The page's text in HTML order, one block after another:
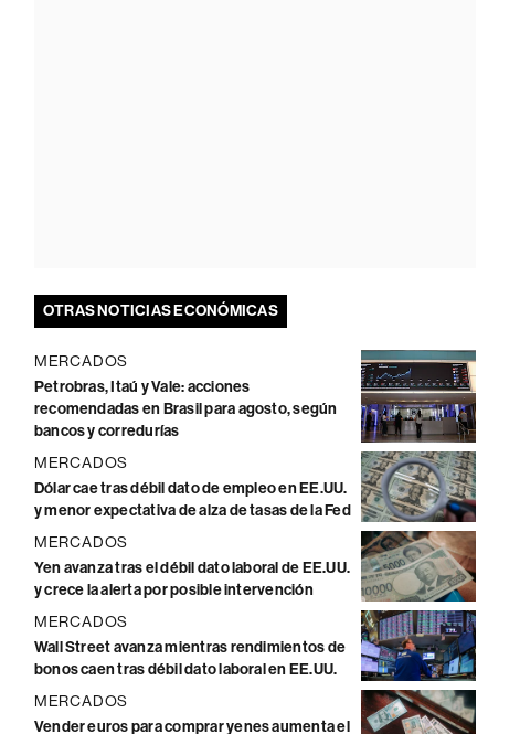
OTRAS NOTICIAS ECONÓMICAS
MERCADOS
Petrobras, Itaú y Vale: acciones
recomendadas en Brasil para agosto, según
bancos y corredurías
MERCADOS
Dólar cae tras débil dato de empleo en EE.UU.
y menor expectativa de alza de tasas de la Fed
MERCADOS
Yen avanza tras el débil dato laboral de EE.UU.
y crece la alerta por posible intervención
MERCADOS
Wall Street avanza mientras rendimientos de
bonos caen tras débil dato laboral en EE.UU.
MERCADOS
Vender euros para comprar yenes aumenta el